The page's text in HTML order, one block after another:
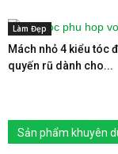
Làm Đẹp
Mách nhỏ 4 kiểu tóc
quyến rũ dành cho...
Sản phẩm khuyên